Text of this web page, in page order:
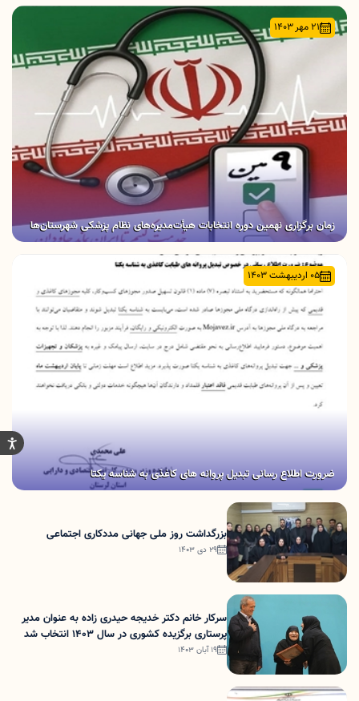
21 مهر 1403
زمان برگزاری نهمین دوره انتخابات هیأت‌مدیره‌های نظام پزشکی شهرستان‌ها
05 اردیبهشت 1403
ضرورت اطلاع رسانی تبدیل پروانه های کاغذی به شناسه یکتا
بزرگداشت روز ملی جهانی مددکاری اجتماعی
29 دی 1403
سرکار خانم دکتر خدیجه حیدری زاده به عنوان مدیر
پرستاری برگزیده کشوری در سال 1403 انتخاب شد
19 آبان 1403